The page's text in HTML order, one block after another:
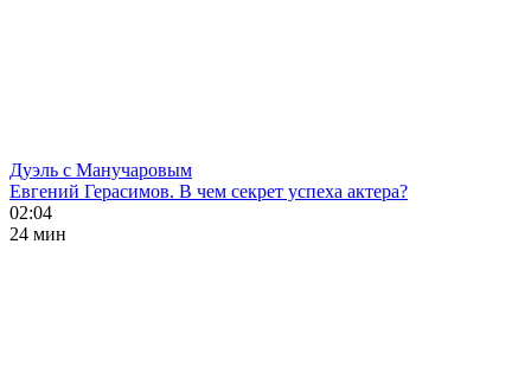
Дуэль с Манучаровым
Евгений Герасимов. В чем секрет успеха актера?
02:04
24 мин